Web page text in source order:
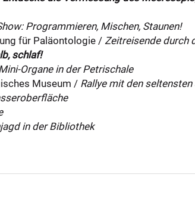
Programmieren, Mischen, Staunen!
für Paläontologie /Zeitreisende durch
schlaf!
Organe in der Petrischale
Museum / Rallye mit den
in der Bibliothek